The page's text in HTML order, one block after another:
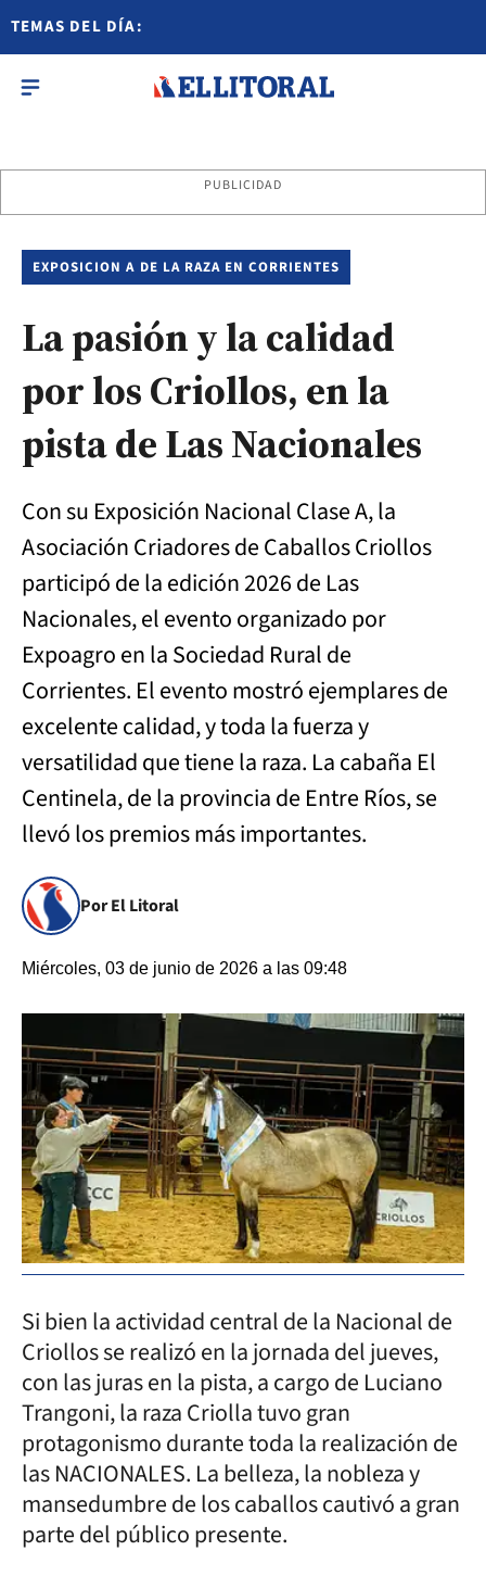
TEMAS DEL DÍA:
PUBLICIDAD
EXPOSICION A DE LA RAZA EN CORRIENTES
La pasión y la calidad
por los Criollos, en la
pista de Las Nacionales
Con su Exposición Nacional Clase A, la
Asociación Criadores de Caballos Criollos
participó de la edición 2026 de Las
Nacionales, el evento organizado por
Expoagro en la Sociedad Rural de
Corrientes. El evento mostró ejemplares de
excelente calidad, y toda la fuerza y
versatilidad que tiene la raza. La cabaña El
Centinela, de la provincia de Entre Ríos, se
llevó los premios más importantes.
Por El Litoral
Miércoles, 03 de junio de 2026 a las 09:48
Si bien la actividad central de la Nacional de
Criollos se realizó en la jornada del jueves,
con las juras en la pista, a cargo de Luciano
Trangoni, la raza Criolla tuvo gran
protagonismo durante toda la realización de
las NACIONALES. La belleza, la nobleza y
mansedumbre de los caballos cautivó a gran
parte del público presente.